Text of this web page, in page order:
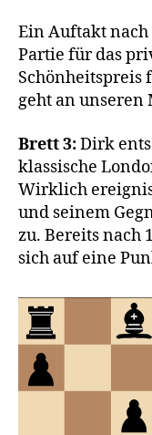
Ein Auftakt
Partie für das
geht an unseren
Brett 3:Dirk
klassische
Wirklich
und seinem
zu. Bereits nach
sich auf eine